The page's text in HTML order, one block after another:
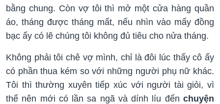
bằng chung. Còn vợ tôi thì mở một cửa hàng quần
áo, tháng được tháng mất, nếu nhìn vào mấy đồng
bạc ấy có lẽ chúng tôi không đủ tiêu cho nửa tháng.
Không phải tôi chê vợ mình, chỉ là đôi lúc thấy cô ấy
có phần thua kém so với những người phụ nữ khác.
Tôi thì thường xuyên tiếp xúc với người tài giỏi, vì
thế nên mới có lần sa ngã và dính líu đến chuyện